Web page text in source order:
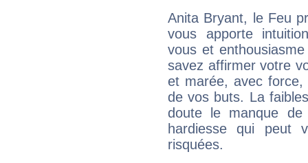
Anita Bryant, le Feu
vous apporte
vous et
savez affirmer votre
et marée, avec
de vos buts. La
doute le manque
hardiesse qui peut
risquées.